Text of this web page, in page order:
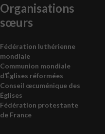
Organisations
sœurs
Fédération luthérienne
mondiale
Communion mondiale
d’Églises réformées
Conseil œcuménique des
Églises
Fédération protestante
de France